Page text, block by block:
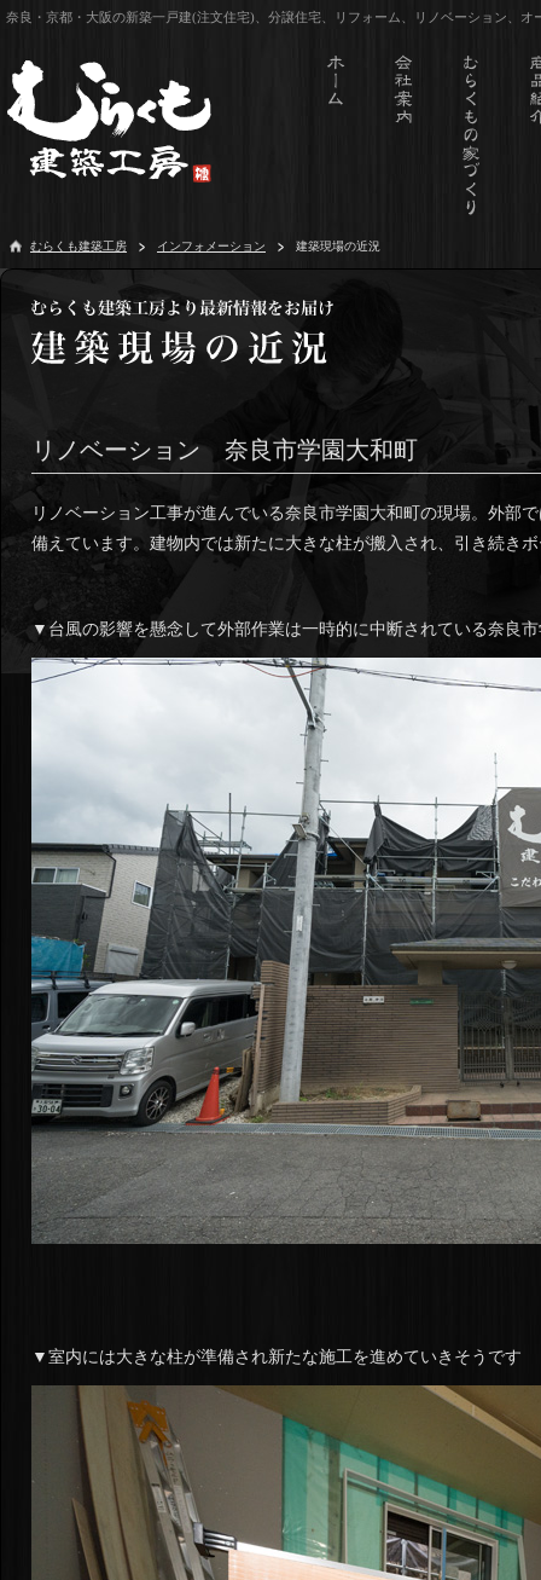
奈良・京都・大阪の新築一戸建(注文住宅)、分譲住宅、リフォーム、リノベーション、
むらくも建築工房 インフォメーション 建築現場の近況
リノベーション 奈良市学園大和町
リノベーション工事が進んでいる奈良市学園大和町の現場。外部
備えています。建物内では新たに大きな柱が搬入され、引き続き
▼台風の影響を懸念して外部作業は一時的に中断されている奈良
▼室内には大きな柱が準備され新たな施工を進めていきそうです